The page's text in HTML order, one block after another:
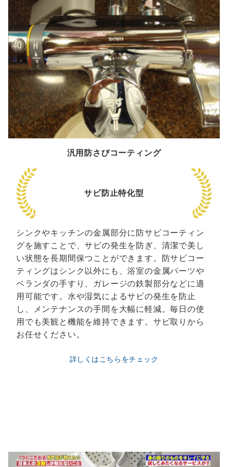
汎用防さびコーティング
サビ防止特化型
シンクやキッチンの金属部分に防サビコーティン
グを施すことで、サビの発生を防ぎ、清潔で美し
い状態を長期間保つことができます。防サビコー
ティングはシンク以外にも、浴室の金属パーツや
ベランダの手すり、ガレージの鉄製部分などに適
用可能です。水や湿気によるサビの発生を防止
し、メンテナンスの手間を大幅に軽減。毎日の使
用でも美観と機能を維持できます。サビ取りから
お任せください。
詳しくはこちらをチェック